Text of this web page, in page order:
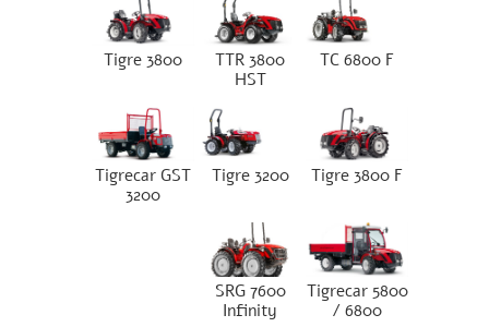
TC 6800 F
TTR 3800
HST
Tigre 3800
Tigre 3800 F
Tigre 3200
Tigrecar GST
3200
Tigrecar 5800
/ 6800
SRG 7600
Infinity